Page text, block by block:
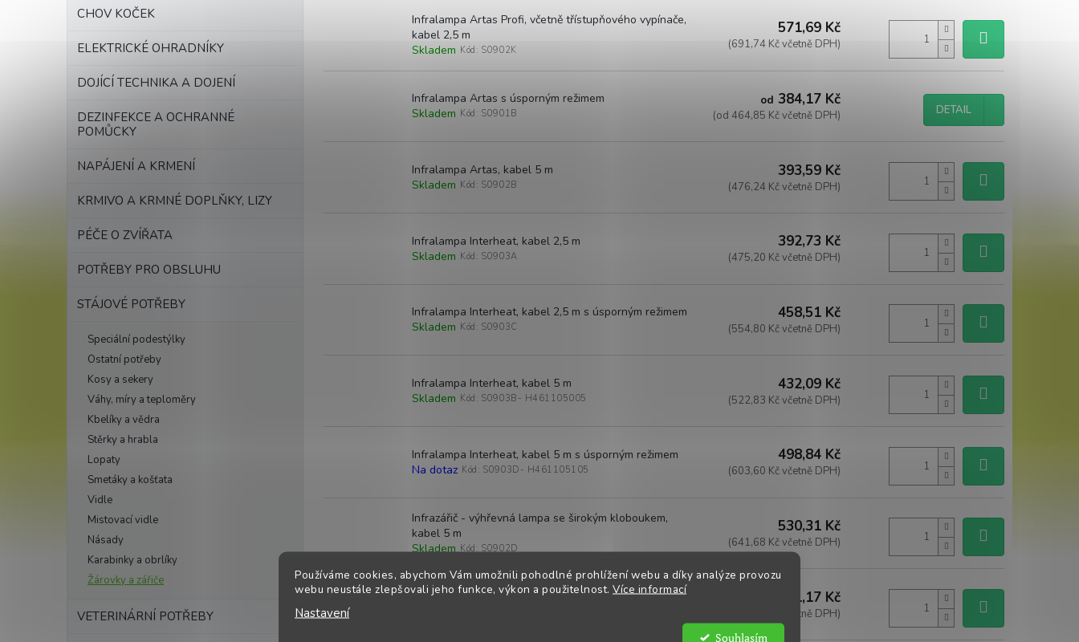
Používáme cookies, abychom Vám umožnili pohodlné prohlížení webu a díky analýze provozu
webu neustále zlepšovali jeho funkce, výkon a použitelnost. Více informací
Nastavení
Souhlasím
CHOV KOČEK
ELEKTRICKÉ OHRADNÍKY
DOJÍCÍ TECHNIKA A DOJENÍ
DEZINFEKCE A OCHRANNÉ
POMŮCKY
NAPÁJENÍ A KRMENÍ
KRMIVO A KRMNÉ DOPLŇKY, LIZY
PÉČE O ZVÍŘATA
POTŘEBY PRO OBSLUHU
STÁJOVÉ POTŘEBY
Speciální podestýlky
Ostatní potřeby
Kosy a sekery
Váhy, míry a teploměry
Kbelíky a vědra
Stěrky a hrabla
Lopaty
Smetáky a košťata
Vidle
Mistovací vidle
Násady
Karabinky a obrlíky
Žárovky a zářiče
VETERINÁRNÍ POTŘEBY
u
s
Infralampa Artas Profi, včetně třístupňového vypínače,
kabel 2,5 m
Skladem Kód: S0902K
571,69 Kč
(691,74 Kč včetně DPH)
Infralampa Artas s úsporným režimem
Skladem Kód: S0901B
od 384,17 Kč
(od 464,85 Kč včetně DPH) DETAIL
Infralampa Artas, kabel 5 m
Skladem Kód: S0902B
393,59 Kč
(476,24 Kč včetně DPH)
Infralampa Interheat, kabel 2,5 m
Skladem Kód: S0903A
392,73 Kč
(475,20 Kč včetně DPH)
Infralampa Interheat, kabel 2,5 m s úsporným režimem
Skladem Kód: S0903C
458,51 Kč
(554,80 Kč včetně DPH)
Infralampa Interheat, kabel 5 m
Skladem Kód: S0903B- H461105005
432,09 Kč
(522,83 Kč včetně DPH)
Infralampa Interheat, kabel 5 m s úsporným režimem
Na dotaz Kód: S0903D- H461105105
498,84 Kč
(603,60 Kč včetně DPH)
Infrazářič - výhřevná lampa se širokým kloboukem,
kabel 5 m
Skladem Kód: S0902D
530,31 Kč
(641,68 Kč včetně DPH)
Infrazářič Interheat se širokým kloboukem, kabel 2,5 m
461,17 Kč
(558,02 Kč včetně DPH)